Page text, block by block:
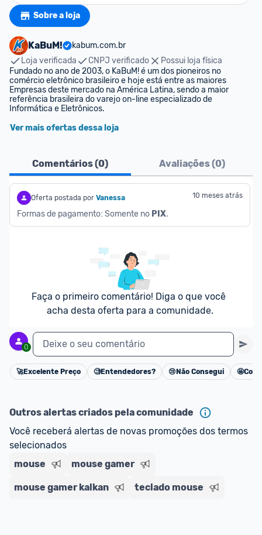
Sobre a loja
KaBuM!
kabum.com.br
Loja verificada
CNPJ verificado
Possui loja física
Fundado no ano de 2003, o KaBuM! é um dos pioneiros no
comércio eletrônico brasileiro e hoje está entre as maiores
Empresas deste mercado na América Latina, sendo a maior
referência brasileira do varejo on-line especializado de
Informática e Eletrônicos.
Ver mais ofertas dessa loja
Comentários (0) Avaliações (0)
Oferta postada por Vanessa 10 meses atrás
Formas de pagamento: Somente no PIX.
Faça o primeiro comentário! Diga o que você
acha desta oferta para a comunidade.
0 Deixe o seu comentário
Cancelar
🚀Excelente Preço 🧐Entendedores? 😢 Não Consegui 🤩
Outros alertas criados pela comunidade
Você receberá alertas de novas promoções dos termos
selecionados
mouse
mouse gamer
mouse gamer kalkan teclado mouse